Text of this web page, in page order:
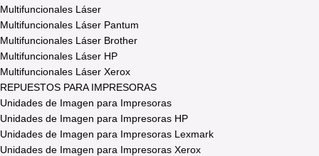
Multifuncionales Láser
Multifuncionales Láser Pantum
Multifuncionales Láser Brother
Multifuncionales Láser HP
Multifuncionales Láser Xerox
REPUESTOS PARA IMPRESORAS
Unidades de Imagen para Impresoras
Unidades de Imagen para Impresoras HP
Unidades de Imagen para Impresoras Lexmark
Unidades de Imagen para Impresoras Xerox